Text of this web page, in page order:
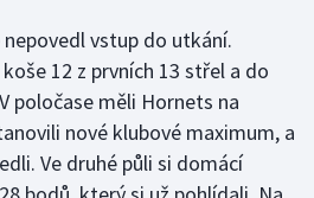
vstup do utkání.
12 z prvních 13 střel a do
poločase měli Hornets na
nové klubové maximum, a
Ve druhé půli si domácí